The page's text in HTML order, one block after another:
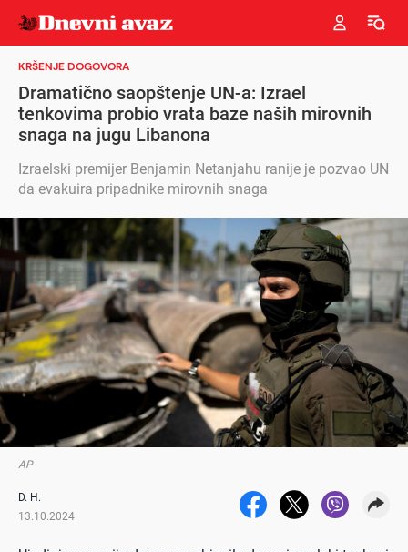
KRŠENJE DOGOVORA
Dramatično saopštenje UN-a: Izrael
tenkovima probio vrata baze naših mirovnih
snaga na jugu Libanona
Izraelski premijer Benjamin Netanjahu ranije je pozvao UN
da evakuira pripadnike mirovnih snaga
AP
D. H.
13.10.2024